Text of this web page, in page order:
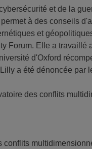
et de la
à des conseils
et
Forum. Elle a
d'Oxford
a été dénoncée par
des conflits